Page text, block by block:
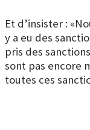
Et d’insister :
y a eu des
pris des
sont pas encore
toutes ces